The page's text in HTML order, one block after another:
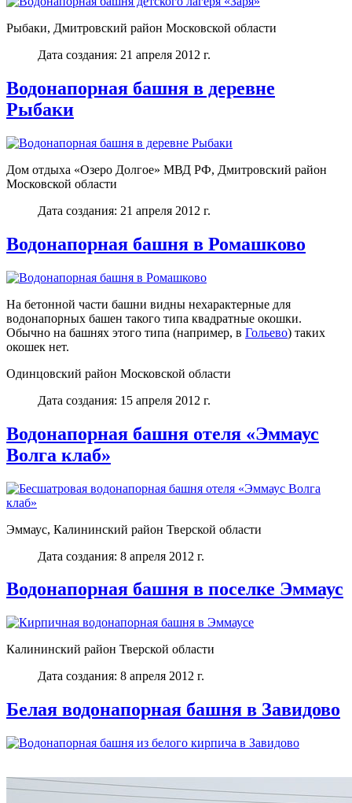
Рыбаки, Дмитровский район Московской области
Дата создания: 21 апреля 2012 г.
Водонапорная башня в деревне
Рыбаки
Дом отдыха «Озеро Долгое» МВД РФ, Дмитровский район
Московской области
Дата создания: 21 апреля 2012 г.
Водонапорная башня в Ромашково
На бетонной части башни видны нехарактерные для
водонапорных башен такого типа квадратные окошки.
Обычно на башнях этого типа (например, в Гольево) таких
окошек нет.
Одинцовский район Московской области
Дата создания: 15 апреля 2012 г.
Водонапорная башня отеля «Эммаус
Волга клаб»
Эммаус, Калининский район Тверской области
Дата создания: 8 апреля 2012 г.
Водонапорная башня в поселке Эммаус
Калининский район Тверской области
Дата создания: 8 апреля 2012 г.
Белая водонапорная башня в Завидово